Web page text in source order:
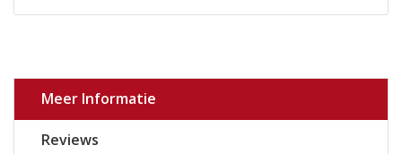
Meer Informatie
Reviews